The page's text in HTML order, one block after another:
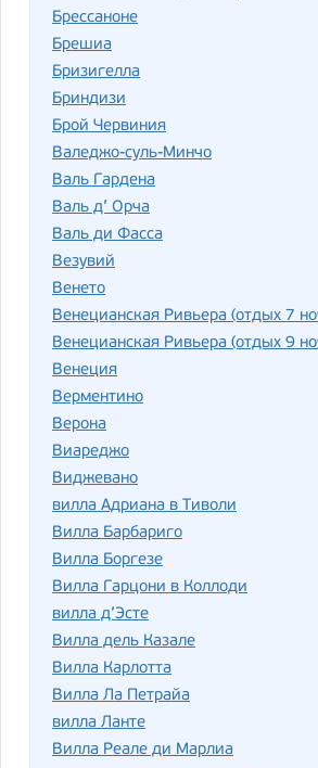
Брессаноне
Брешиа
Бризигелла
Бриндизи
Брой Червиния
Валеджо-суль-Минчо
Валь Гардена
Валь д’ Орча
Валь ди Фасса
Везувий
Венето
Венецианская Ривьера (отдых 7
Венецианская Ривьера (отдых 9
Венеция
Верментино
Верона
Виареджо
Виджевано
вилла Адриана в Тиволи
Вилла Барбариго
Вилла Боргезе
Вилла Гарцони в Коллоди
вилла д’Эсте
Вилла дель Казале
Вилла Карлотта
Вилла Ла Петрайа
вилла Ланте
Вилла Реале ди Марлиа